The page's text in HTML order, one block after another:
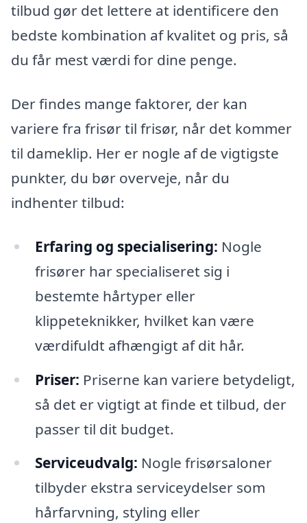
tilbud gør det lettere at identificere den
bedste kombination af kvalitet og pris, så
du får mest værdi for dine penge.
Der findes mange faktorer, der kan
variere fra frisør til frisør, når det kommer
til dameklip. Her er nogle af de vigtigste
punkter, du bør overveje, når du
indhenter tilbud:
Erfaring og specialisering: Nogle
frisører har specialiseret sig i
bestemte hårtyper eller
klippeteknikker, hvilket kan være
værdifuldt afhængigt af dit hår.
Priser: Priserne kan variere betydeligt,
så det er vigtigt at finde et tilbud, der
passer til dit budget.
Serviceudvalg: Nogle frisørsaloner
tilbyder ekstra serviceydelser som
hårfarvning, styling eller